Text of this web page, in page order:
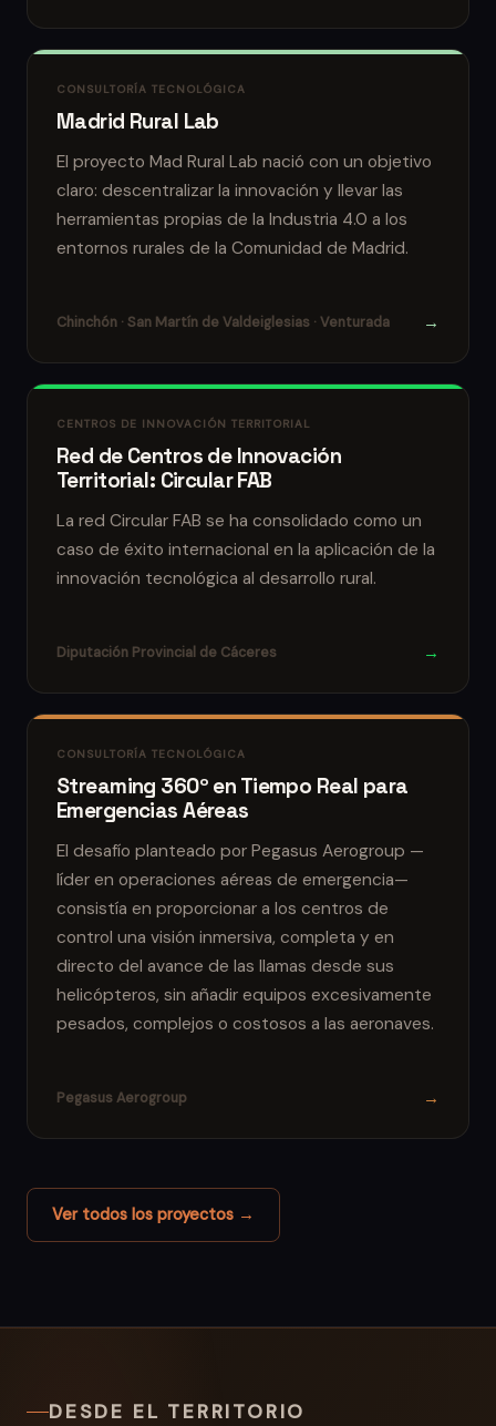
CONSULTORÍA TECNOLÓGICA
Madrid Rural Lab
El proyecto Mad Rural Lab nació con un objetivo
claro: descentralizar la innovación y llevar las
herramientas propias de la Industria 4.0 a los
entornos rurales de la Comunidad de Madrid.
Chinchón · San Martín de Valdeiglesias · Venturada →
CENTROS DE INNOVACIÓN TERRITORIAL
Red de Centros de Innovación
Territorial: Circular FAB
La red Circular FAB se ha consolidado como un
caso de éxito internacional en la aplicación de la
innovación tecnológica al desarrollo rural.
Diputación Provincial de Cáceres →
CONSULTORÍA TECNOLÓGICA
Streaming 360º en Tiempo Real para
Emergencias Aéreas
El desafío planteado por Pegasus Aerogroup —
líder en operaciones aéreas de emergencia—
consistía en proporcionar a los centros de
control una visión inmersiva, completa y en
directo del avance de las llamas desde sus
helicópteros, sin añadir equipos excesivamente
pesados, complejos o costosos a las aeronaves.
Pegasus Aerogroup →
Ver todos los proyectos →
DESDE EL TERRITORIO